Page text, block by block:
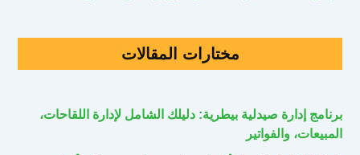
مختارات المقالات
برنامج إدارة صيدلية بيطرية: دليلك الشامل لإدارة اللقاحات،
المبيعات، والفواتير